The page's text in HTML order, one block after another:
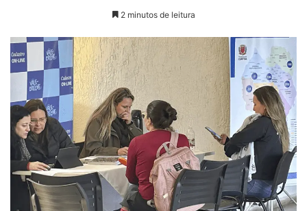
2 minutos de leitura